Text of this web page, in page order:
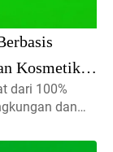
Kosmetik
dari 100%
dan
semprot,